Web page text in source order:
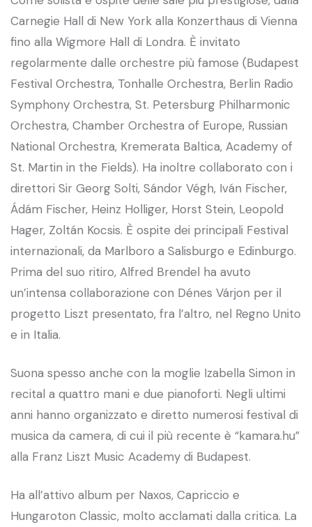
Carnegie Hall di New York alla Konzerthaus di Vienna
fino alla Wigmore Hall di Londra. È invitato
regolarmente dalle orchestre più famose (Budapest
Festival Orchestra, Tonhalle Orchestra, Berlin Radio
Symphony Orchestra, St. Petersburg Philharmonic
Orchestra, Chamber Orchestra of Europe, Russian
National Orchestra, Kremerata Baltica, Academy of
St. Martin in the Fields). Ha inoltre collaborato con i
direttori Sir Georg Solti, Sándor Végh, Iván Fischer,
Ádám Fischer, Heinz Holliger, Horst Stein, Leopold
Hager, Zoltán Kocsis. È ospite dei principali Festival
internazionali, da Marlboro a Salisburgo e Edinburgo.
Prima del suo ritiro, Alfred Brendel ha avuto
un’intensa collaborazione con Dénes Várjon per il
progetto Liszt presentato, fra l’altro, nel Regno Unito
e in Italia.
Suona spesso anche con la moglie Izabella Simon in
recital a quattro mani e due pianoforti. Negli ultimi
anni hanno organizzato e diretto numerosi festival di
musica da camera, di cui il più recente è “kamara.hu”
alla Franz Liszt Music Academy di Budapest.
Ha all’attivo album per Naxos, Capriccio e
Hungaroton Classic, molto acclamati dalla critica. La